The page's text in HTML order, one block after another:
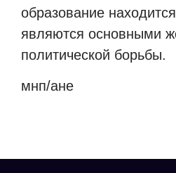
образование
являются основными
политической борьбы.
мнп/ане